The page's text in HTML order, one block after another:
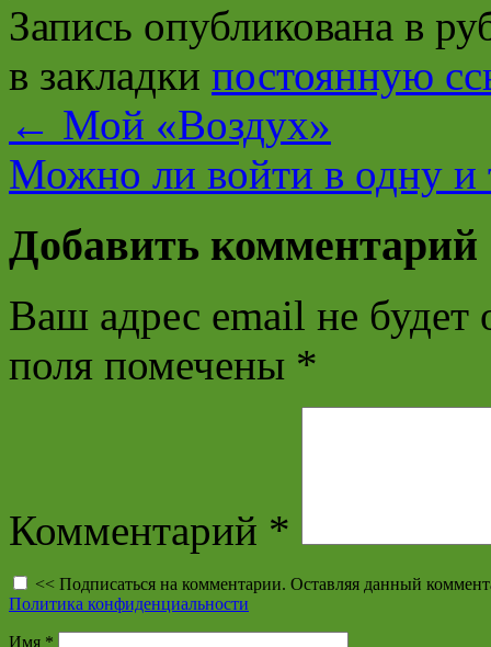
Запись опубликована в
в закладки постоянную
← Мой «Воздух»
Можно ли войти в одну
Добавить комментарий
Ваш адрес email не будет
поля помечены *
Комментарий *
<< Подписаться на комментарии. Оставляя данный
Политика конфиденциальности
Имя *